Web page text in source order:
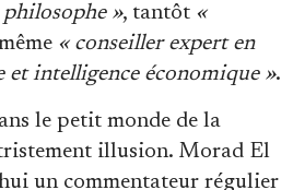
», tantôt «
« conseiller expert en
et intelligence économique ».
le petit monde de la
illusion. Morad El
un commentateur régulier